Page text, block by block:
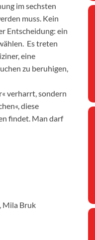
im sechsten
muss. Kein
Entscheidung: ein
Es treten
eine
zu beruhigen,
verharrt, sondern
diese
findet. Man darf
Mila Bruk